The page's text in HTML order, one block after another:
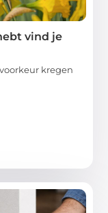
vind je
kregen